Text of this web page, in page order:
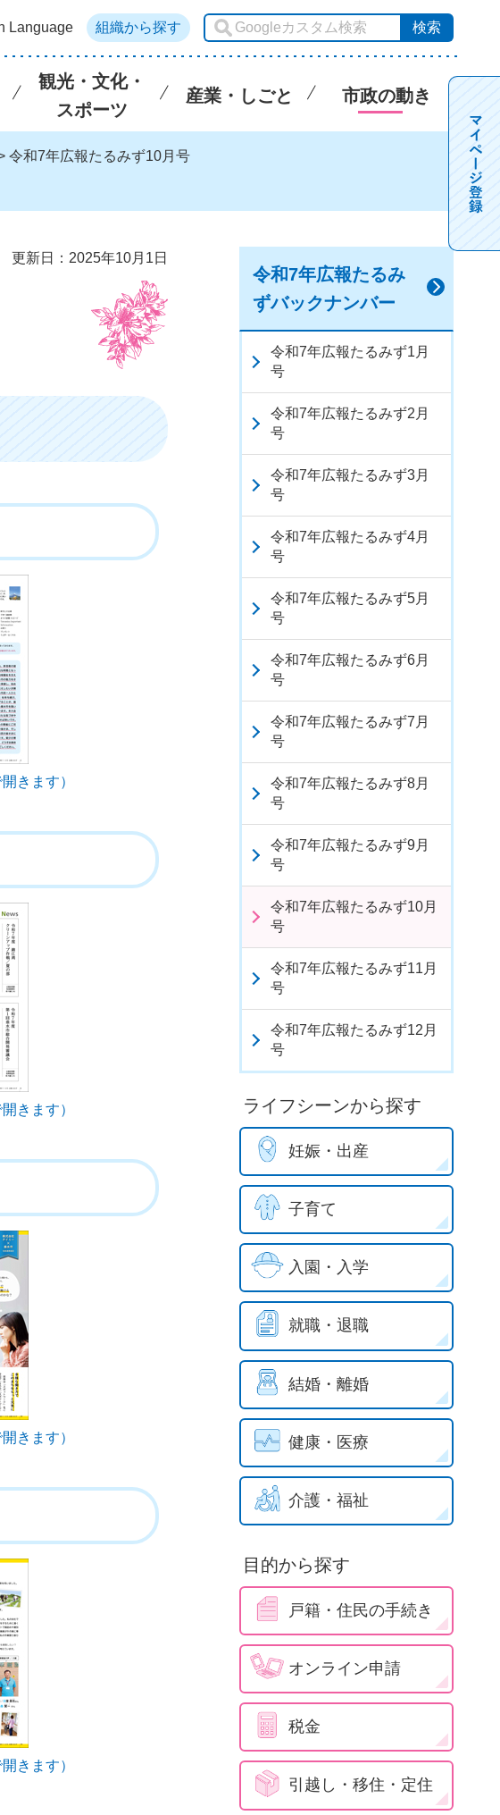
Language 組織から探す
観光・文化・
スポーツ
産業・しごと 市政の動き
令和7年広報たるみず10月号
更新日：2025年10月1日
きます）
きます）
きます）
きます）
令和7年広報たるみ
ずバックナンバー
令和7年広報たるみず1月
号
令和7年広報たるみず2月
号
令和7年広報たるみず3月
号
令和7年広報たるみず4月
号
令和7年広報たるみず5月
号
令和7年広報たるみず6月
号
令和7年広報たるみず7月
号
令和7年広報たるみず8月
号
令和7年広報たるみず9月
号
令和7年広報たるみず10月
号
令和7年広報たるみず11月
号
令和7年広報たるみず12月
号
ライフシーンから探す
妊娠・出産
子育て
入園・入学
就職・退職
結婚・離婚
健康・医療
介護・福祉
目的から探す
戸籍・住民の手続き
オンライン申請
税金
引越し・移住・定住